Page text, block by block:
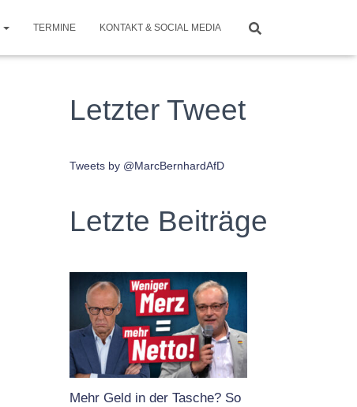
TERMINE KONTAKT & SOCIAL MEDIA
Letzter Tweet
Tweets by @MarcBernhardAfD
Letzte Beiträge
Mehr Geld in der Tasche? So